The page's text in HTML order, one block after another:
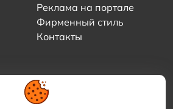
Реклама на портале
Фирменный стиль
Контакты